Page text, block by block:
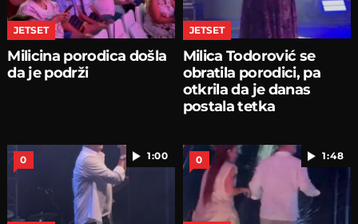
JETSET
Milicina porodica došla
da je podrži
JETSET
Milica Todorović se
obratila porodici, pa
otkrila da je danas
postala tetka
1:00
0 1:48
0